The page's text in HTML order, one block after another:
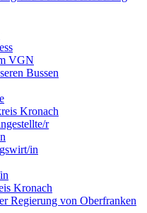
VGN
Bussen
Kronach
r
in
Kronach
Regierung von Oberfranken